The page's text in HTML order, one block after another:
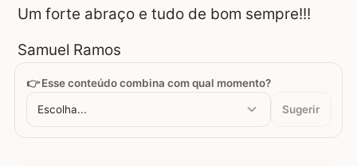
Um forte abraço e tudo de bom sempre!!!
Samuel Ramos
👉 Esse conteúdo combina com qual momento?
Escolha... Sugerir